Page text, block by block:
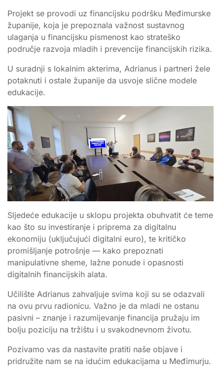
Projekt se provodi uz financijsku podršku Međimurske
županije, koja je prepoznala važnost sustavnog
ulaganja u financijsku pismenost kao strateško
područje razvoja mladih i prevencije financijskih rizika.
U suradnji s lokalnim akterima, Adrianus i partneri žele
potaknuti i ostale županije da usvoje slične modele
edukacije.
Sljedeće edukacije u sklopu projekta obuhvatit će teme
kao što su investiranje i priprema za digitalnu
ekonomiju (uključujući digitalni euro), te kritičko
promišljanje potrošnje — kako prepoznati
manipulativne sheme, lažne ponude i opasnosti
digitalnih financijskih alata.
Učilište Adrianus zahvaljuje svima koji su se odazvali
na ovu prvu radionicu. Važno je da mladi ne ostanu
pasivni – znanje i razumijevanje financija pružaju im
bolju poziciju na tržištu i u svakodnevnom životu.
Pozivamo vas da nastavite pratiti naše objave i
pridružite nam se na idućim edukacijama u Međimurju.